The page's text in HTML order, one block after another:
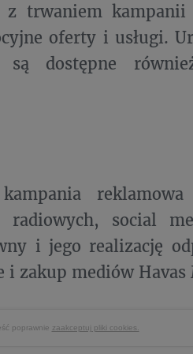
trwaniem kampanii
oferty i usługi.
dostępne
radiowych, social
i jego realizację
i zakup mediów Havas
poprawnie zaakceptuj pliki cookies.